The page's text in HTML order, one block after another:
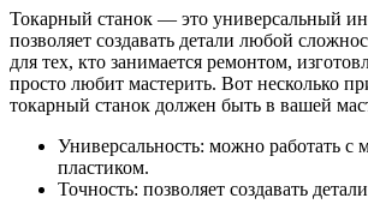
Токарный станок — это универсальный
позволяет создавать детали любой
для тех, кто занимается ремонтом,
просто любит мастерить. Вот несколько
токарный станок должен быть в вашей
Универсальность: можно работать с
пластиком.
Точность: позволяет создавать